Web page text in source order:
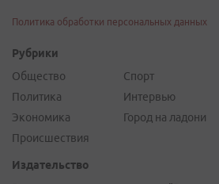
Политика обработки персональных данных
Рубрики
Общество
Политика
Экономика
Происшествия
Спорт
Интервью
Город на ладони
Издательство